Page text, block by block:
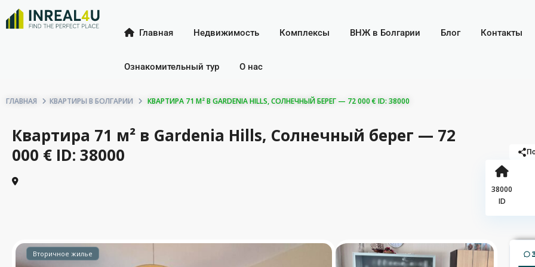
Главная Недвижимость Комплексы ВНЖ в Болгарии Блог Контакты
Ознакомительный тур О нас
ГЛАВНАЯ КВАРТИРЫ В БОЛГАРИИ КВАРТИРА 71 М² В GARDENIA HILLS, СОЛНЕЧНЫЙ БЕРЕГ — 72 000 € ID: 38000
Квартира 71 м² в Gardenia Hills, Солнечный берег — 72
000 € ID: 38000
38000
ID
Вторичное жилье